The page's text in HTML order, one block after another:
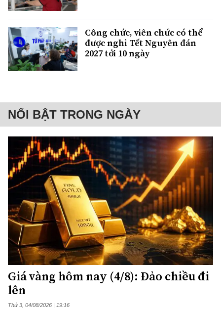
Công chức, viên chức có thể
được nghỉ Tết Nguyên đán
2027 tới 10 ngày
NỔI BẬT TRONG NGÀY
Giá vàng hôm nay (4/8): Đảo chiều đi
lên
Thứ 3, 04/08/2026 | 19:16